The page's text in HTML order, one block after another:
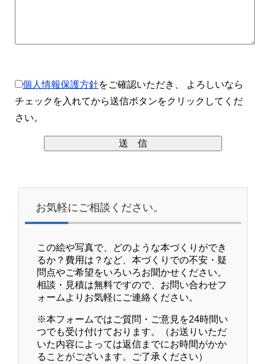
個人情報保護方針をご確認いただき、 よろしいなら
チェックを入れてから送信ボタンをクリックしてくだ
さい。
お気軽にご相談ください。
この絵や写真で、どのような本づくりができ
るか？費用は？など、本づくりでの不安・疑
問点やご希望をいろいろお聞かせください。
相談・見積は無料ですので、お問い合わせフ
ォームよりお気軽にご連絡ください。
※本フォームではご質問・ご意見を24時間い
つでも受け付けております。（お送りいただ
いた内容によっては返信までにお時間がかか
ることがございます。ご了承ください）